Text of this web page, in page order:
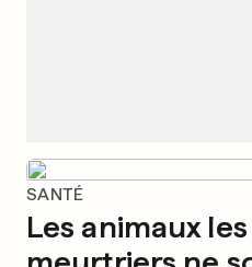
SANTÉ
Les animaux